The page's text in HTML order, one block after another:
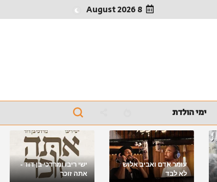
8 August 2026
ימי הולדת
עומר אדם ואביב אלוש
לא לבד
ישי ריבו ומרדכי בן דוד -
אתה זוכר